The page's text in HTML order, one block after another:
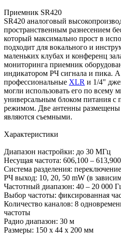
Приемник SR420
SR420 аналоговый
пространственным разнесением
который максимально прост в
подходит для вокального и
маленьких клубах и конференц
мониторинга приемник
индикатором РЧ сигнала и пика. А
профессиональные XLR и 1/4"
могли использовать его по всему
универсальным блоком питания
режимом. Две антенны размещены
являются съемными.
Характеристики
Диапазон настройки: до 30 МГц
Несущая частота: 606,100 –
Система разделения:
РЧ выход: 10, 20, 50 mW (в
Частотный диапазон: 40 – 20 000
Выбор частоты: фиксированная
Количество каналов: 8
частоты
Радио диапазон: 30 м
Размеры: 150 х 44 х 200 мм